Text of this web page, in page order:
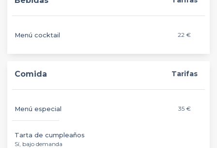
Menú cocktail 22 €
Comida Tarifas
Menú especial 35 €
Tarta de cumpleaños
Sí, bajo demanda